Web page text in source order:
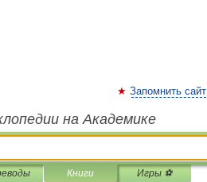
Запомнить сайт
на Академике
Книги Игры ⚽